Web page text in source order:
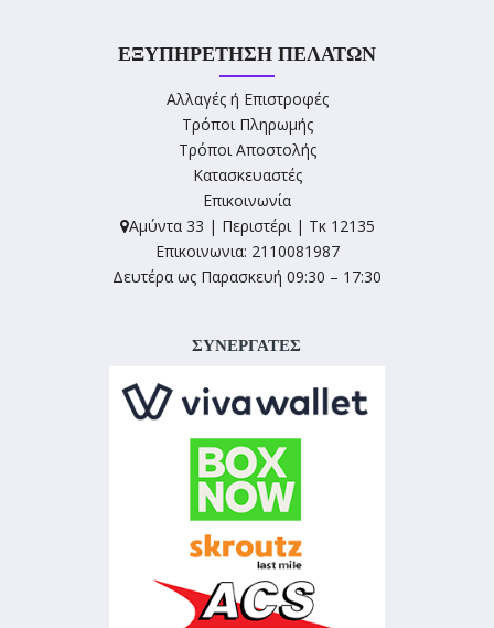
ΕΞΥΠΗΡΈΤΗΣΗ ΠΕΛΑΤΏΝ
Αλλαγές ή Επιστροφές
Τρόποι Πληρωμής
Τρόποι Αποστολής
Κατασκευαστές
Επικοινωνία
Αμύντα 33 | Περιστέρι | Τκ 12135
Επικοινωνια: 2110081987
Δευτέρα ως Παρασκευή 09:30 – 17:30
ΣΥΝΕΡΓΑΤΕΣ